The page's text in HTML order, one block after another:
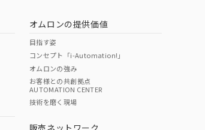
オムロンの提供価値
目指す姿
コンセプト「i-Automation!」
オムロンの強み
お客様との共創拠点
AUTOMATION CENTER
技術を磨く現場
販売ネットワーク